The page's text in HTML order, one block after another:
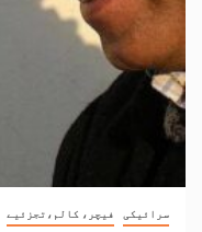
سرائیکی فیچر، کالم،تجزئیے